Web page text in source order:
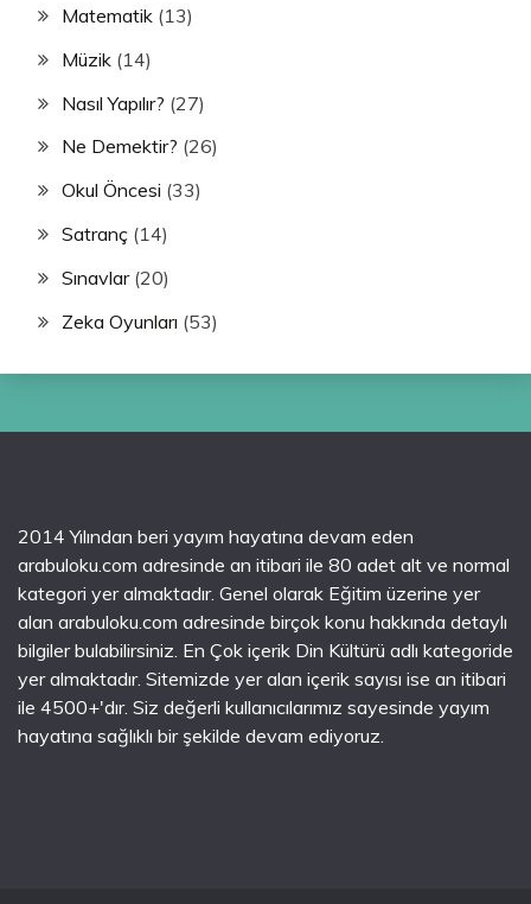
Matematik (13)
Müzik (14)
Nasıl Yapılır? (27)
Ne Demektir? (26)
Okul Öncesi (33)
Satranç (14)
Sınavlar(20)
Zeka Oyunları (53)
2014 Yılından beri yayım hayatına devam eden
arabuloku.com adresinde an itibari ile 80 adet alt ve normal
kategori yer almaktadır. Genel olarak Eğitim üzerine yer
alan arabuloku.com adresinde birçok konu hakkında detaylı
bilgiler bulabilirsiniz. En Çok içerik Din Kültürü adlı kategoride
yer almaktadır. Sitemizde yer alan içerik sayısı ise an itibari
ile 4500+'dır. Siz değerli kullanıcılarımız sayesinde yayım
hayatına sağlıklı bir şekilde devam ediyoruz.